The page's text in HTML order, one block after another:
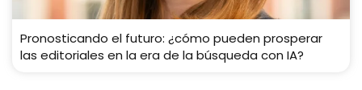
Pronosticando el futuro: ¿cómo pueden prosperar
las editoriales en la era de la búsqueda con IA?